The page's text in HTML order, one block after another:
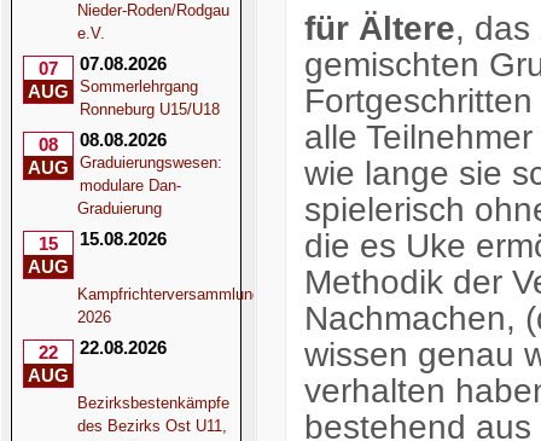
Nieder-Roden/Rodgau
e.V.
07
AUG
07.08.2026
Sommerlehrgang
Ronneburg U15/U18
08
AUG
08.08.2026
Graduierungswesen:
modulare Dan-
Graduierung
15
AUG
15.08.2026
Kampfrichterversammlung
2026
22
AUG
22.08.2026
Bezirksbestenkämpfe
des Bezirks Ost U11,
für Ältere, das
gemischten
alle
wie lange sie
spielerisch
die es Uke
Methodik der
Nachmachen,
wissen genau
verhalten
bestehend